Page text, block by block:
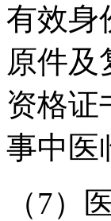
有效身
原件及
资格证
事中医
（7）